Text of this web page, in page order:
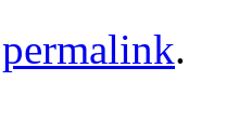
permalink.